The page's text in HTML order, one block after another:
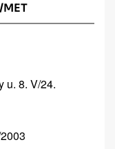
u. 8. V/24.